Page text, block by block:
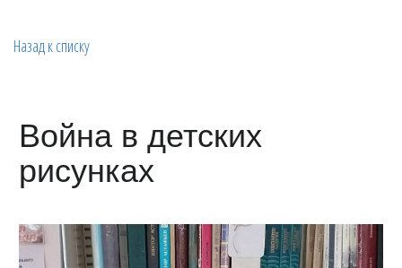
Назад к списку
Война в детских
рисунках